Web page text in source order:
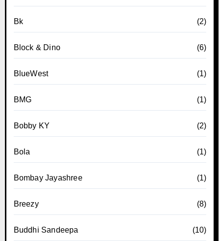
Bk (2)
Block & Dino (6)
BlueWest (1)
BMG (1)
Bobby KY (2)
Bola (1)
Bombay Jayashree (1)
Breezy (8)
Buddhi Sandeepa (10)